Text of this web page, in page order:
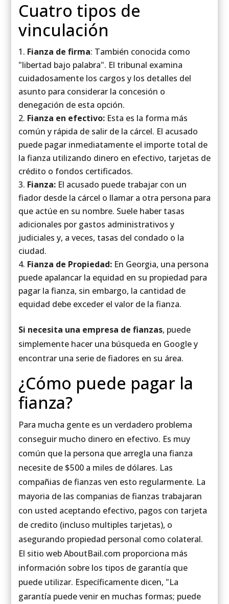
Cuatro tipos de
vinculación
Fianza de firma: También conocida como
"libertad bajo palabra". El tribunal examina
cuidadosamente los cargos y los detalles del
asunto para considerar la concesión o
denegación de esta opción.
Fianza en efectivo:Esta es la forma más
común y rápida de salir de la cárcel. El acusado
puede pagar inmediatamente el importe total de
la fianza utilizando dinero en efectivo, tarjetas de
crédito o fondos certificados.
Fianza:El acusado puede trabajar con un
fiador desde la cárcel o llamar a otra persona para
que actúe en su nombre. Suele haber tasas
adicionales por gastos administrativos y
judiciales y, a veces, tasas del condado o la
ciudad.
Fianza de Propiedad:En Georgia, una persona
puede apalancar la equidad en su propiedad para
pagar la fianza, sin embargo, la cantidad de
equidad debe exceder el valor de la fianza.
Si necesita una empresa de fianzas, puede
simplemente hacer una búsqueda en Google y
encontrar una serie de fiadores en su área.
¿Cómo puede pagar la
fianza?
Para mucha gente es un verdadero problema
conseguir mucho dinero en efectivo. Es muy
común que la persona que arregla una fianza
necesite de $500 a miles de dólares. Las
compañias de fianzas ven esto regularmente. La
mayoria de las companias de fianzas trabajaran
con usted aceptando efectivo, pagos con tarjeta
de credito (incluso multiples tarjetas), o
asegurando propiedad personal como colateral.
El sitio web AboutBail.com proporciona más
información sobre los tipos de garantía que
puede utilizar. Específicamente dicen, "La
garantía puede venir en muchas formas; puede